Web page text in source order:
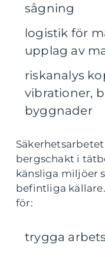
sågning
logistik för
upplag av
riskanalys
vibrationer,
byggnader
bergschakt i
känsliga miljöer
befintliga
för:
trygga